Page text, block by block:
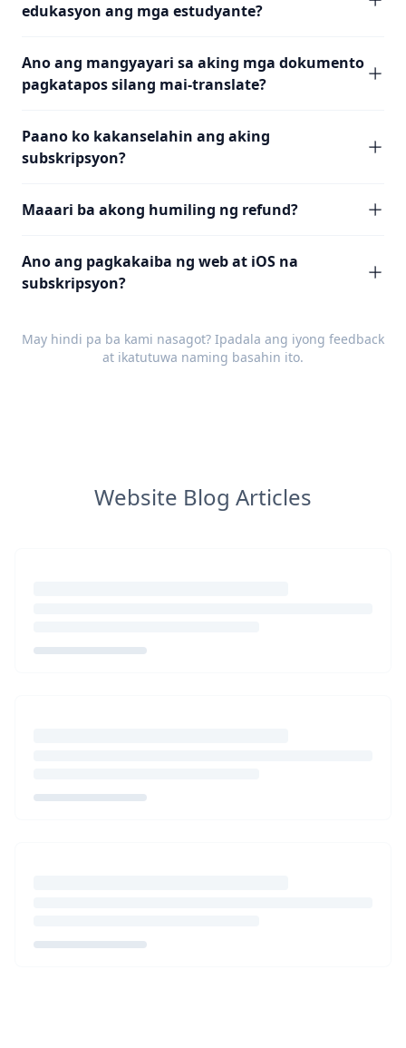
edukasyon ang mga estudyante?
Ano ang mangyayari sa aking mga dokumento
pagkatapos silang mai-translate?
Paano ko kakanselahin ang aking
subskripsyon?
Maaari ba akong humiling ng refund?
Ano ang pagkakaiba ng web at iOS na
subskripsyon?
May hindi pa ba kami nasagot? Ipadala ang iyong feedback
at ikatutuwa naming basahin ito.
Website Blog Articles